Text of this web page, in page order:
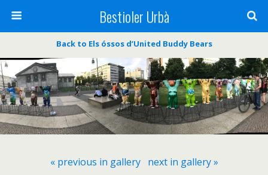
Bestioler Urbà
Back to Els óssos d’United Buddy Bears
« previous in gallery next in gallery »